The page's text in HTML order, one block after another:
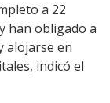
a 22
han obligado a
alojarse en
indicó el